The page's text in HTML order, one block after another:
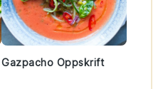
Gazpacho Oppskrift